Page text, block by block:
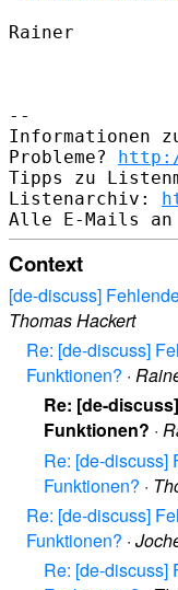
Rainer
--
Informationen
Probleme?
Tipps zu
Listenarchiv:
Context
[de-discuss]
Thomas Hackert
Re: [de-discuss]
Funktionen? ·
Re: [de-
Funktionen? ·
Re: [de-discuss]
Funktionen? ·
Re: [de-discuss]
Funktionen? ·
Re: [de-discuss]